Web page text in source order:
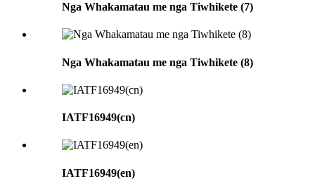
Nga Whakamatau me nga Tiwhikete (7)
Nga Whakamatau me nga Tiwhikete (8)
IATF16949(cn)
IATF16949(en)